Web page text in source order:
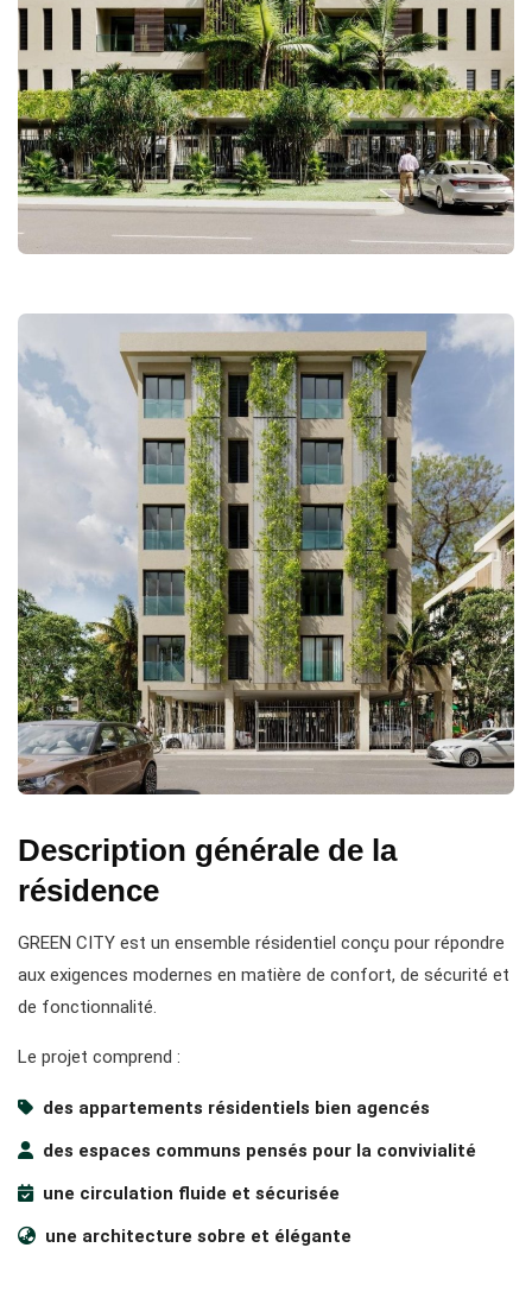
Description générale de la
résidence
GREEN CITY est un ensemble résidentiel conçu pour répondre
aux exigences modernes en matière de confort, de sécurité et
de fonctionnalité.
Le projet comprend :
des appartements résidentiels bien agencés
des espaces communs pensés pour la convivialité
une circulation fluide et sécurisée
une architecture sobre et élégante